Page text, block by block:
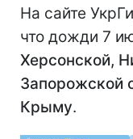
На сайте
что дожди 7
Херсонской,
Запорожской
Крыму.